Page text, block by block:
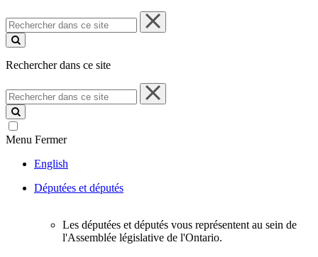
Rechercher
dans
ce
Rechercher dans ce site
Rechercher
dans
ce
site
Menu Fermer
English
Députées et députés
Les députées et députés vous représentent au sein de
l'Assemblée législative de l'Ontario.